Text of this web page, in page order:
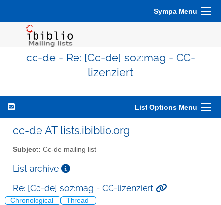
Sympa Menu
cc-de - Re: [Cc-de] soz:mag - CC-
lizenziert
List Options Menu
cc-de AT lists.ibiblio.org
Subject: Cc-de mailing list
List archive
Re: [Cc-de] soz:mag - CC-lizenziert
Chronological Thread